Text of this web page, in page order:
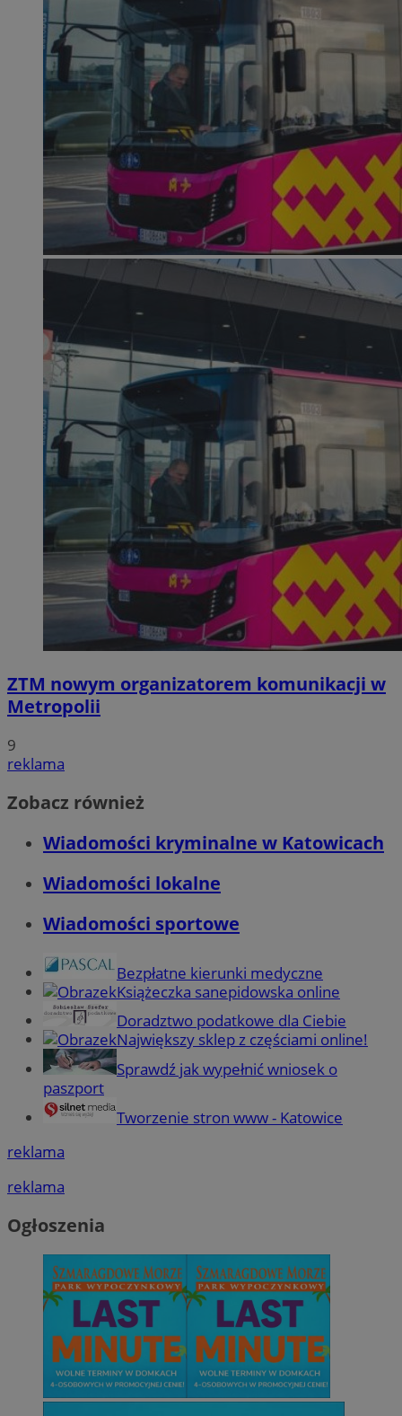
ZTM nowym organizatorem komunikacji w
Metropolii
9
reklama
Zobacz również
Wiadomości kryminalne w Katowicach
Wiadomości lokalne
Wiadomości sportowe
Bezpłatne kierunki medyczne
Książeczka sanepidowska online
Doradztwo podatkowe dla Ciebie
Największy sklep z częściami online!
Sprawdź jak wypełnić wniosek o
paszport
Tworzenie stron www - Katowice
reklama
reklama
Ogłoszenia